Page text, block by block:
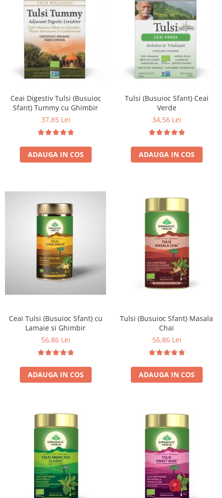
Ceai Digestiv Tulsi (Busuioc
Sfant) Tummy cu Ghimbir
37,85 Lei
ADAUGA IN COS
Tulsi (Busuioc Sfant) Ceai
Verde
34,56 Lei
ADAUGA IN COS
Ceai Tulsi (Busuioc Sfant) cu
Lamaie si Ghimbir
56,86 Lei
ADAUGA IN COS
Tulsi (Busuioc Sfant) Masala
Chai
56,86 Lei
ADAUGA IN COS